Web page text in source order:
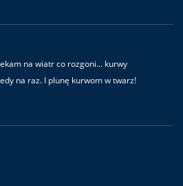
na wiatr co rozgoni... kurwy
na raz. I plunę kurwom w twarz!